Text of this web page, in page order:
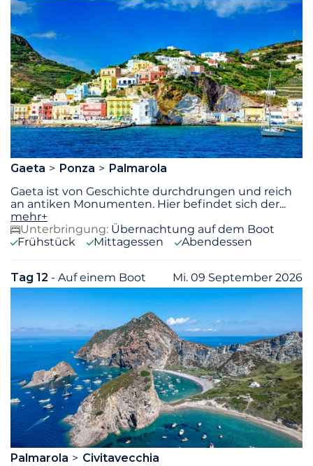
Gaeta Ponza
Palmarola
Gaeta ist von Geschichte durchdrungen und reich
an antiken Monumenten. Hier befindet sich der...
mehr+
Unterbringung: Übernachtung auf dem Boot
Frühstück
Mittagessen Abendessen
Tag 12 - Auf einem Boot Mi. 09 September 2026
Palmarola
Civitavecchia